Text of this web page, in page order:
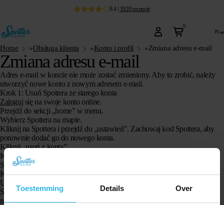
Toestemming Details Over
8.4 | 1920 recenzje
0
pl
Home »Obsługa klienta »Konto i profil »Zmiana adresu e-mail
Zmiana adresu e-mail
Adres e-mail w koncie nie może zostać zmieniony. Aby to zrobić, należy
utworzyć nowe konto z nowym adresem e-mail.
Krok 1: Usuń Spottera ze starego konta
Zaloguj się na swoje konto online.
Przejdź do sekcji „home” w menu.
Wybierz Spottera na mapie.
Kliknij na Spottera i przejdź do „ustawień”. Zachowaj kod Spottera, aby
ponownie dodać go do nowego konta.
Kliknij „usuń z konta”.
Kliknij ponownie „usuń”, jeśli jesteś pewny.
Spotter został teraz usunięty ze starego konta.
Krok 2: Utwórz nowe konto
Utwórz nowe konto na
Stwórz swoje konto. Następnie poprosimy Cię o potwierdzenie adresu e-
mail.